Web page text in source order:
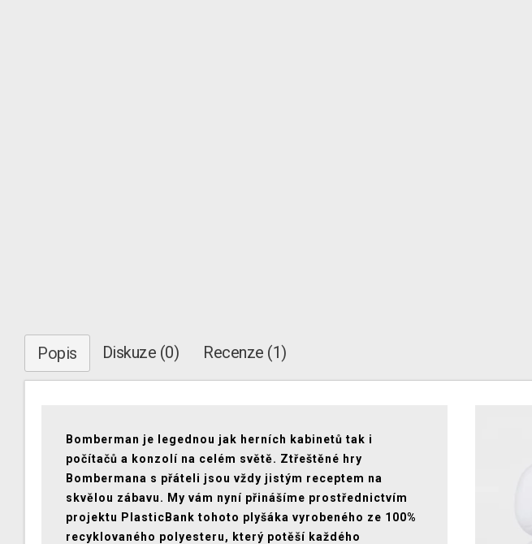
Popis Diskuze (0) Recenze (1)
Bomberman je legednou jak herních kabinetů tak i
počítačů a konzolí na celém světě. Ztřeštěné hry
Bombermana s přáteli jsou vždy jistým receptem na
skvělou zábavu. My vám nyní přinášíme prostřednictvím
projektu PlasticBank tohoto plyšáka vyrobeného ze 100%
recyklovaného polyesteru, který potěší každého